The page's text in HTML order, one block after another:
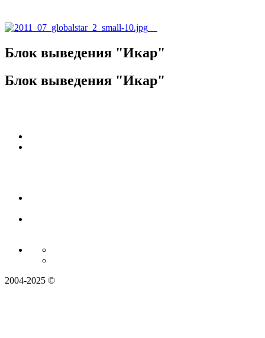
Блок выведения "Икар"
Блок выведения "Икар"
2004-2025 ©